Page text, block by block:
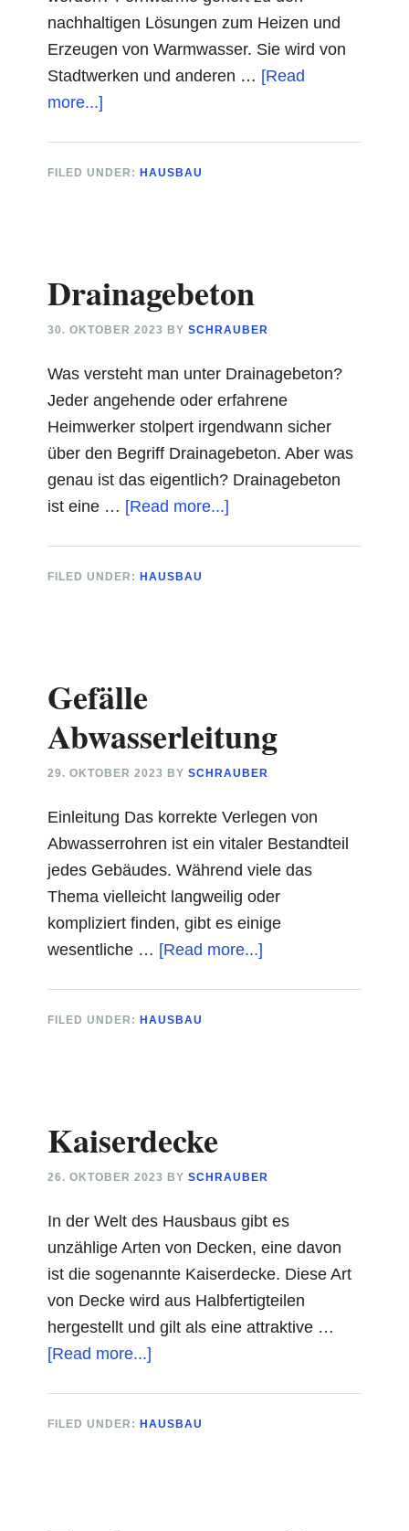
nachhaltigen Lösungen zum Heizen und
Erzeugen von Warmwasser. Sie wird von
Stadtwerken und anderen … [Read
more...]
FILED UNDER: HAUSBAU
Drainagebeton
30. OKTOBER 2023 BYSCHRAUBER
Was versteht man unter Drainagebeton?
Jeder angehende oder erfahrene
Heimwerker stolpert irgendwann sicher
über den Begriff Drainagebeton. Aber was
genau ist das eigentlich? Drainagebeton
ist eine … [Read more...]
FILED UNDER: HAUSBAU
Gefälle
Abwasserleitung
29. OKTOBER 2023 BYSCHRAUBER
Einleitung Das korrekte Verlegen von
Abwasserrohren ist ein vitaler Bestandteil
jedes Gebäudes. Während viele das
Thema vielleicht langweilig oder
kompliziert finden, gibt es einige
wesentliche … [Read more...]
FILED UNDER: HAUSBAU
Kaiserdecke
26. OKTOBER 2023 BYSCHRAUBER
In der Welt des Hausbaus gibt es
unzählige Arten von Decken, eine davon
ist die sogenannte Kaiserdecke. Diese Art
von Decke wird aus Halbfertigteilen
hergestellt und gilt als eine attraktive …
[Read more...]
FILED UNDER: HAUSBAU